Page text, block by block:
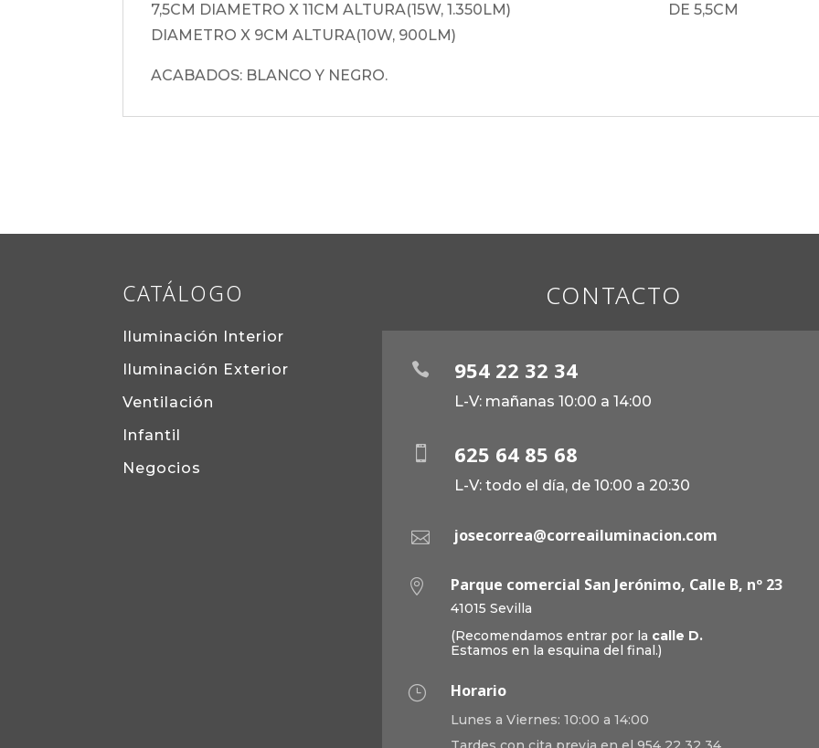
7,5CM DIAMETRO X 11CM ALTURA(15W, 1.350LM) DE 5,5CM
DIAMETRO X 9CM ALTURA(10W, 900LM)
ACABADOS: BLANCO Y NEGRO.
CATÁLOGO
Iluminación Interior
Iluminación Exterior
Ventilación
Infantil
Negocios
CONTACTO
 954 22 32 34
L-V: mañanas 10:00 a 14:00
 625 64 85 68
L-V: todo el día, de 10:00 a 20:30
 josecorrea@correailuminacion.com
 Parque comercial San Jerónimo, Calle B, nº 23
41015 Sevilla
(Recomendamos entrar por la calle D.
Estamos en la esquina del final.)
} Horario
Lunes a Viernes: 10:00 a 14:00